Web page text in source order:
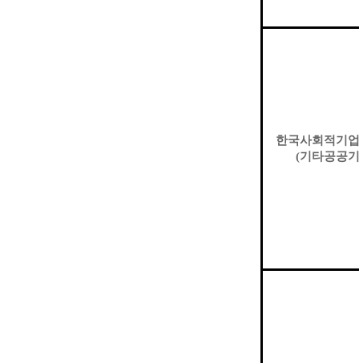
한국사회적기
(기타공공